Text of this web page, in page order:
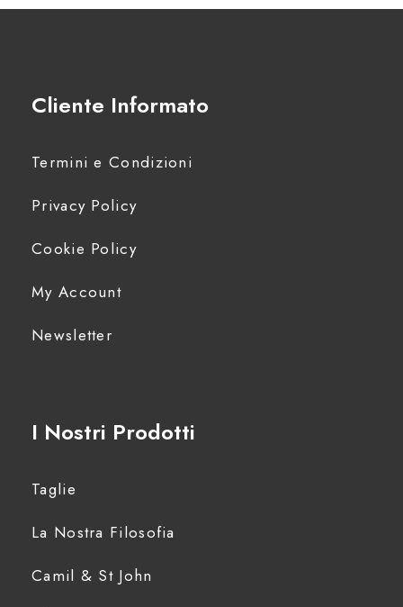
e
C
o
n
f
i
u
e
b
u
Cliente Informato
Termini e Condizioni
Privacy Policy
Cookie Policy
My Account
Newsletter
I Nostri Prodotti
Taglie
La Nostra Filosofia
Camil & St John